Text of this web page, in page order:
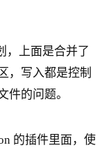
，上面是合并了
，写入都是控制
件的问题。
的插件里面，使